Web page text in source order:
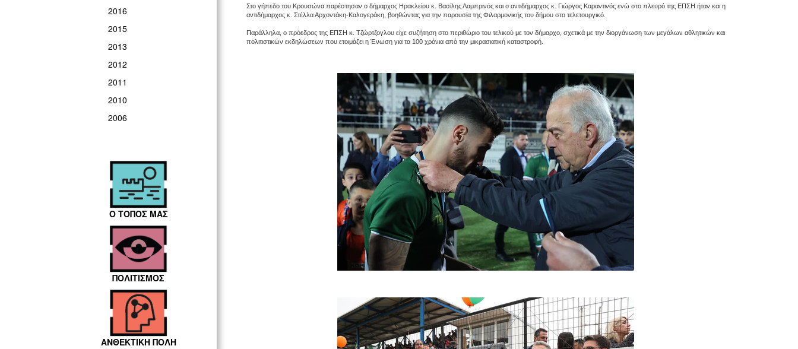
2016
2015
2013
2012
2011
2010
2006
Ο ΤΟΠΟΣ ΜΑΣ
ΠΟΛΙΤΙΣΜΟΣ
ΑΝΘΕΚΤΙΚΗ ΠΟΛΗ
Στο γήπεδο του Κρουσώνα παρέστησαν ο δήμαρχος Ηρακλείου κ. Βασίλης Λαμπρινός και ο αντιδήμαρχος κ. Γιώργος Καραντινός ενώ στο πλευρό της ΕΠΣΗ ήταν και η
αντιδήμαρχος κ. Στέλλα Αρχοντάκη-Καλογεράκη, βοηθώντας για την παρουσία της Φιλαρμονικής του δήμου στο τελετουργικό.
Παράλληλα, ο πρόεδρος της ΕΠΣΗ κ. Τζώρτζογλου είχε συζήτηση στο περιθώριο του τελικού με τον δήμαρχο, σχετικά με την διοργάνωση των μεγάλων αθλητικών και
πολιτιστικών εκδηλώσεων που ετοιμάζει η Ένωση για τα 100 χρόνια από την μικρασιατική καταστροφή.